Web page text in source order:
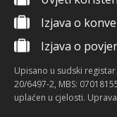
Izjava o
Izjava o
Upisano u sudski
20/6497-2, MBS:
uplaćen u cjelosti.